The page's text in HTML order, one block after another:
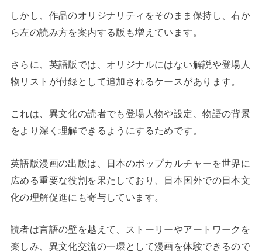
しかし、作品のオリジナリティをそのまま保持し、右か
ら左の読み方を案内する版も増えています。
さらに、英語版では、オリジナルにはない解説や登場人
物リストが付録として追加されるケースがあります。
これは、異文化の読者でも登場人物や設定、物語の背景
をより深く理解できるようにするためです。
英語版漫画の出版は、日本のポップカルチャーを世界に
広める重要な役割を果たしており、日本国外での日本文
化の理解促進にも寄与しています。
読者は言語の壁を越えて、ストーリーやアートワークを
楽しみ、異文化交流の一環として漫画を体験できるので